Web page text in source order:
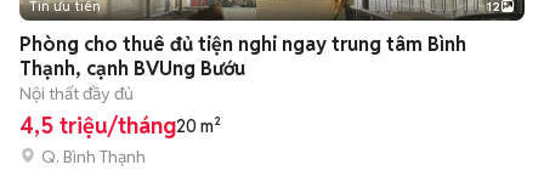
+2
Tin ưu tiên 12
Phòng cho thuê đủ tiện nghi ngay trung tâm Bình
Thạnh, cạnh BVUng Bướu
Nội thất đầy đủ
4,5 triệu/tháng20 m²
Q. Bình Thạnh